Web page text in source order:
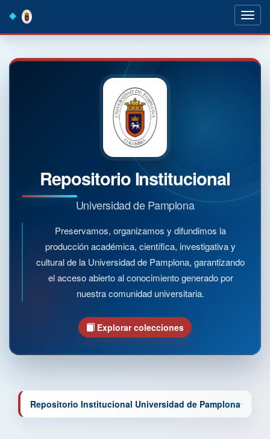
navigation
Repositorio Institucional
Universidad de Pamplona
Preservamos, organizamos y difundimos la
producción académica, científica, investigativa y
cultural de la Universidad de Pamplona, garantizando
el acceso abierto al conocimiento generado por
nuestra comunidad universitaria.
Explorar colecciones
Repositorio Institucional Universidad de Pamplona